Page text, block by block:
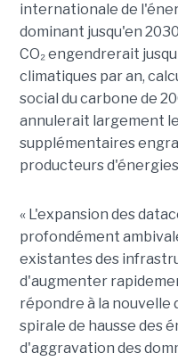
internationale de
dominant jusqu'en
CO₂ engendrerait
climatiques par an,
social du carbone de
annulerait largement
supplémentaires
producteurs
« L'expansion des
profondément
existantes des
d'augmenter
répondre à la nouvelle
spirale de hausse des
d'aggravation des